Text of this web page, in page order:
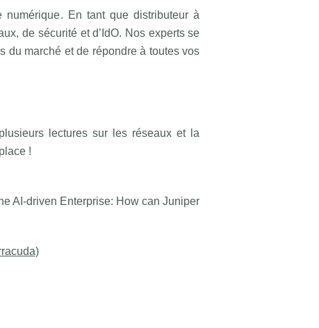
En tant que distributeur à
de sécurité et d’IdO. Nos experts se
du marché et de répondre à toutes vos
lectures sur les réseaux et la
!
AI-driven Enterprise: How can Juniper